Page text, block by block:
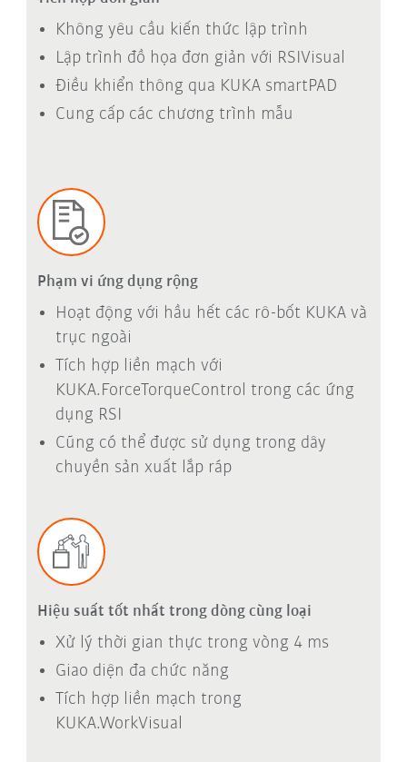
Không yêu cầu kiến thức lập trình
Lập trình đồ họa đơn giản với RSIVisual
Điều khiển thông qua KUKA smartPAD
Cung cấp các chương trình mẫu
Phạm vi ứng dụng rộng
Hoạt động với hầu hết các rô-bốt KUKA và
trục ngoài
Tích hợp liền mạch với
KUKA.ForceTorqueControl trong các ứng
dụng RSI
Cũng có thể được sử dụng trong dây
chuyền sản xuất lắp ráp
Hiệu suất tốt nhất trong dòng cùng loại
Xử lý thời gian thực trong vòng 4 ms
Giao diện đa chức năng
Tích hợp liền mạch trong
KUKA.WorkVisual